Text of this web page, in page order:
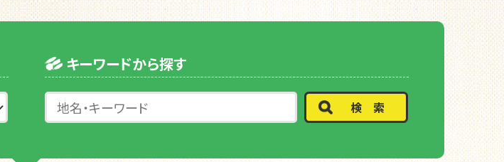
CSR活動 マルチステークホルダー方針
キーワードから探す
検 索